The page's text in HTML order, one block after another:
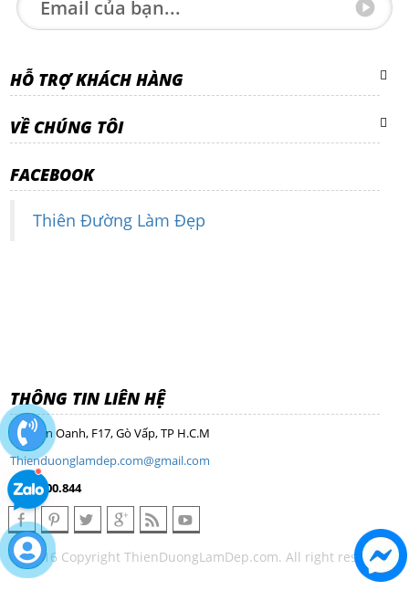
HỖ TRỢ KHÁCH HÀNG
VỀ CHÚNG TÔI
FACEBOOK
Thiên Đường Làm Đẹp
THÔNG TIN LIÊN HỆ
Nguyễn Oanh, F17, Gò Vấp, TP H.C.M
Thienduonglamdep.com@gmail.com
0968.100.844
© 2016 Copyright ThienDuongLamDep.com. All right reserved.